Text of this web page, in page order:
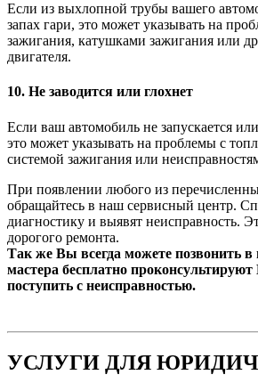
Если из выхлопной трубы вашего
запах гари, это может указывать на
зажигания, катушками зажигания или
двигателя.
10. Не заводится или глохнет
Если ваш автомобиль не запускается
это может указывать на проблемы с
системой зажигания или
При появлении любого из
обращайтесь в наш сервисный центр.
диагностику и выявят неисправность.
дорогого ремонта.
Так же Вы всегда можете позвонить в
мастера бесплатно
поступить с неисправностью.
УСЛУГИ ДЛЯ